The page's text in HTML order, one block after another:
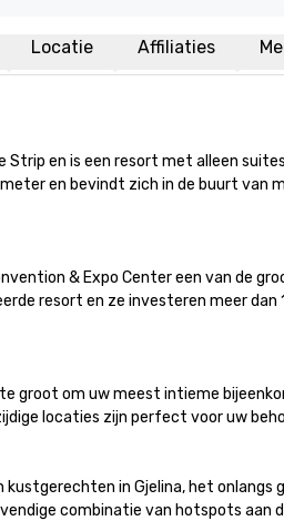
Locatie Affiliaties
en is een resort met alleen
en bevindt zich in de buurt
& Expo Center een van de
resort en ze investeren meer
groot om uw meest intieme
locaties zijn perfect voor uw
in Gjelina, het
combinatie van hotspots